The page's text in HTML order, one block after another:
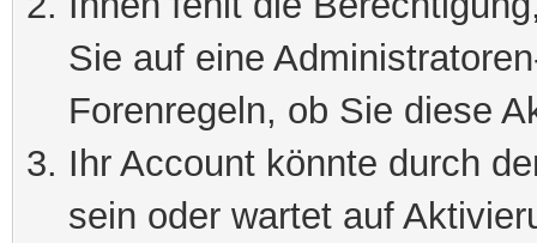
Sie auf eine
Forenregeln, ob Sie diese
Ihr Account könnte durch
sein oder wartet auf